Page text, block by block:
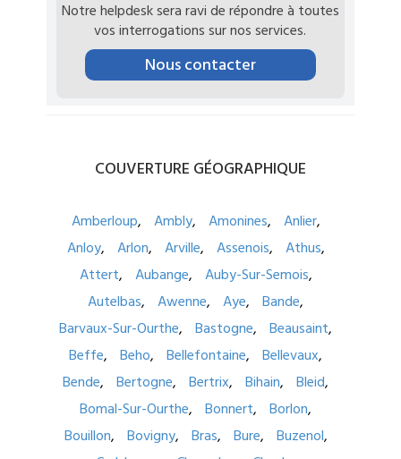
Notre helpdesk sera ravi de répondre à toutes
vos interrogations sur nos services.
Nous contacter
COUVERTURE GÉOGRAPHIQUE
Amberloup Ambly Amonines
Anlier
Anloy
Arlon Arville Assenois
Athus
Attert
Aubange
Auby-Sur-Semois
Autelbas
Awenne Aye
Bande
Barvaux-Sur-Ourthe
Bastogne
Beausaint
Beffe
Beho Bellefontaine
Bellevaux
Bende
Bertogne Bertrix Bihain
Bleid
Bomal-Sur-Ourthe
Bonnert
Borlon
Bouillon
Bovigny Bras Bure
Buzenol